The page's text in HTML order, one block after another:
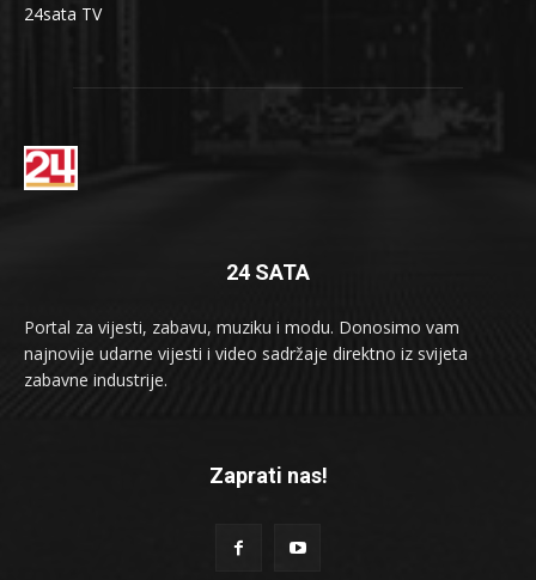
24sata TV
24 SATA
Portal za vijesti, zabavu, muziku i modu. Donosimo vam
najnovije udarne vijesti i video sadržaje direktno iz svijeta
zabavne industrije.
Zaprati nas!